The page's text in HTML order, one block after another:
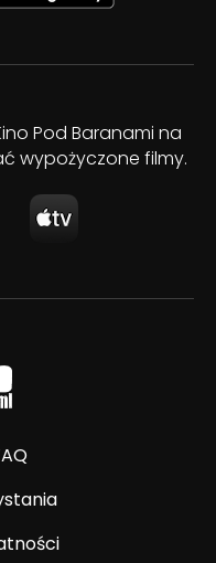
Pod Baranami na
wypożyczone filmy.